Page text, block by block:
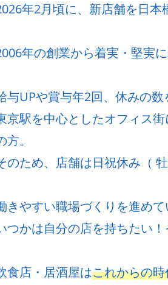
年2月頃に、新店舗を日本
年の創業から着実・堅実
与UPや賞与年2回、休みの数
京駅を中心としたオフィス
方。
のため、店舗は日祝休み（
きやすい職場づくりを進めて
つかは自分の店を持ちたい
食店・居酒屋はこれからの